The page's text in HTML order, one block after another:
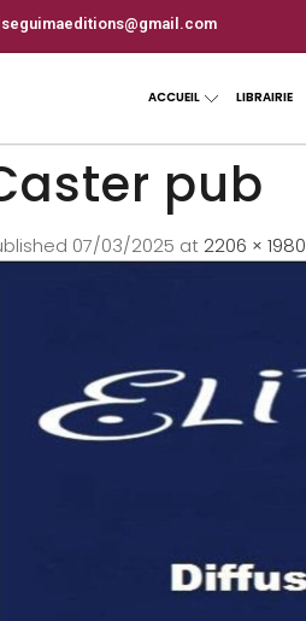
seguimaeditions@gmail.com
ACCUEIL LIBRAIRIE
pub
07/03/2025 at 2206 × 1980